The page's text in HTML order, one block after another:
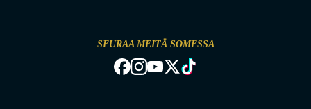
SEURAA MEITÄ SOMESSA